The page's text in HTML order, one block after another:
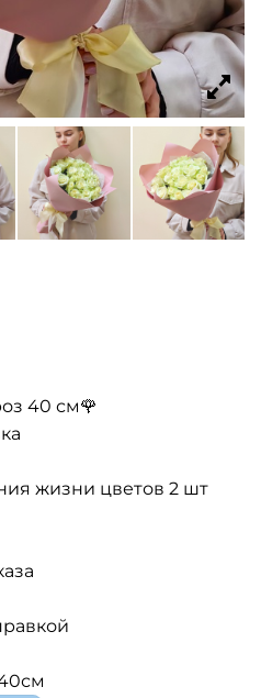
₽.
40 см🌹
жизни цветов 2 шт